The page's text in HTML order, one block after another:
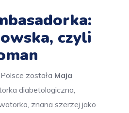
czyli
została Maja
diabetologiczna,
znana szerzej jako